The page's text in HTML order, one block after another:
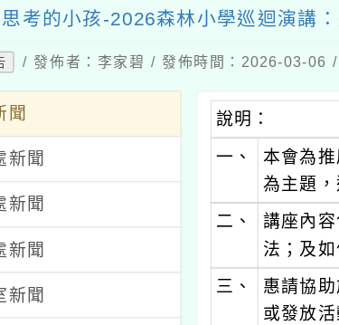
思考的小孩-2026森林小學巡迴演講
/ 發佈者：李家碧 / 發佈時間：2026-03-06
聞
新聞
新聞
新聞
新聞
說明：
一、
本會為
為主題
二、
講座內
法；及
三、 惠請協
或發放